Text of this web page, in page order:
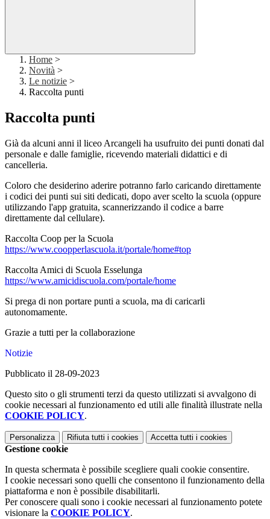
Home >
Novità >
Le notizie >
Raccolta punti
Raccolta punti
Già da alcuni anni il liceo Arcangeli ha usufruito dei punti donati dal
personale e dalle famiglie, ricevendo materiali didattici e di
cancelleria.
Coloro che desiderino aderire potranno farlo caricando direttamente
i codici dei punti sui siti dedicati, dopo aver scelto la scuola (oppure
utilizzando l'app gratuita, scannerizzando il codice a barre
direttamente dal cellulare).
Raccolta Coop per la Scuola
https://www.coopperlascuola.it/portale/home#top
Raccolta Amici di Scuola Esselunga
https://www.amicidiscuola.com/portale/home
Si prega di non portare punti a scuola, ma di caricarli
autonomamente.
Grazie a tutti per la collaborazione
Notizie
Pubblicato il 28-09-2023
Questo sito o gli strumenti terzi da questo utilizzati si avvalgono di
cookie necessari al funzionamento ed utili alle finalità illustrate nella
COOKIE POLICY.
Personalizza Rifiuta tutti i cookies Accetta tutti i cookies
Gestione cookie
In questa schermata è possibile scegliere quali cookie consentire.
I cookie necessari sono quelli che consentono il funzionamento della
piattaforma e non è possibile disabilitarli.
Per conoscere quali sono i cookie necessari al funzionamento potete
visionare la COOKIE POLICY.